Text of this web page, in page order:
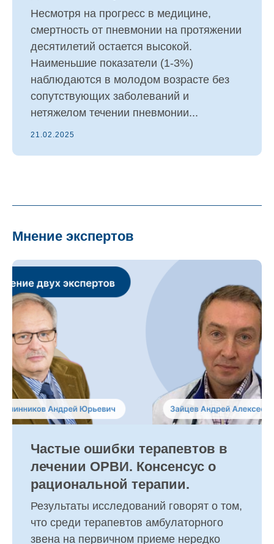
Несмотря на прогресс в медицине,
смертность от пневмонии на протяжении
десятилетий остается высокой.
Наименьшие показатели (1-3%)
наблюдаются в молодом возрасте без
сопутствующих заболеваний и
нетяжелом течении пневмонии...
21.02.2025
Мнение экспертов
Частые ошибки терапевтов в
лечении ОРВИ. Консенсус о
рациональной терапии.
Результаты исследований говорят о том,
что среди терапевтов амбулаторного
звена на первичном приеме нередко